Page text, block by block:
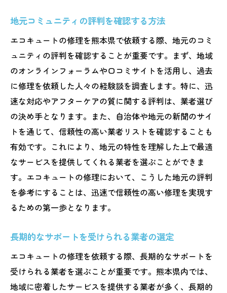
地元コミュニティの評判を確認する方法
エコキュートの修理を熊本県で依頼する際、地元のコミ
ュニティの評判を確認することが重要です。まず、地域
のオンラインフォーラムや口コミサイトを活用し、過去
に修理を依頼した人々の経験談を調査します。特に、迅
速な対応やアフターケアの質に関する評判は、業者選び
の決め手となります。また、自治体や地元の新聞のサイ
トを通じて、信頼性の高い業者リストを確認することも
有効です。これにより、地元の特性を理解した上で最適
なサービスを提供してくれる業者を選ぶことができま
す。エコキュートの修理において、こうした地元の評判
を参考にすることは、迅速で信頼性の高い修理を実現す
るための第一歩となります。
長期的なサポートを受けられる業者の選定
エコキュートの修理を依頼する際、長期的なサポートを
受けられる業者を選ぶことが重要です。熊本県内では、
地域に密着したサービスを提供する業者が多く、長期的